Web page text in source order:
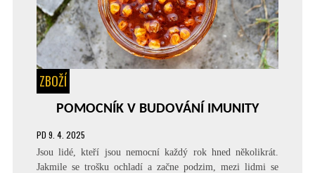
ZBOŽÍ
POMOCNÍK V BUDOVÁNÍ IMUNITY
PD 9. 4. 2025
Jsou lidé, kteří jsou nemocní každý rok hned několikrát.
Jakmile se trošku ochladí a začne podzim, mezi lidmi se